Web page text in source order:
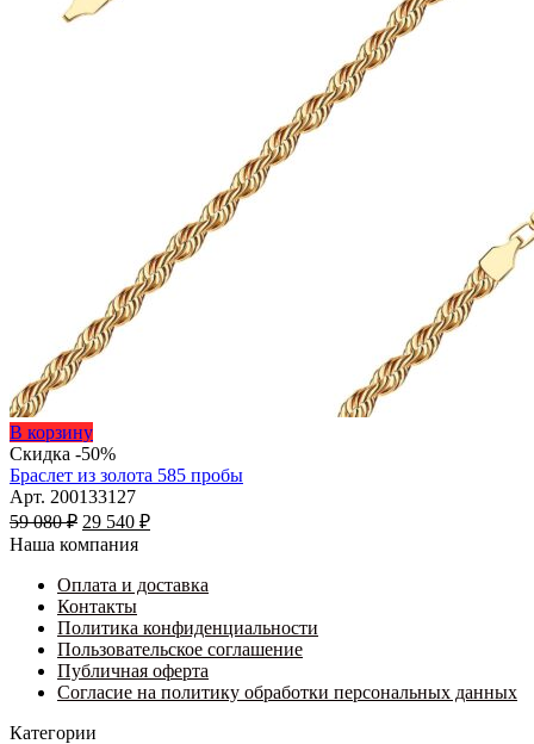
В корзинуЭтот
товар
имеет
несколько
вариаций.
Опции
выбрать
на
странице
товара.
Скидка -50%
Браслет из золота 585 пробы
Арт. 200133127
59 080₽ Первоначальная
цена
59
080 ₽.
29 540 ₽Текущая
540 ₽.
Наша компания
Оплата и доставка
Контакты
Политика конфиденциальности
Пользовательское соглашение
Публичная оферта
Согласие на политику обработки персональных данных
Категории